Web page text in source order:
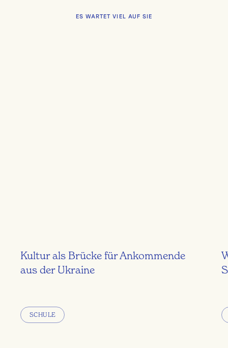
ES WARTET VIEL AUF SIE
Kultur als Brücke für Ankommende
aus der Ukraine
SCHULE